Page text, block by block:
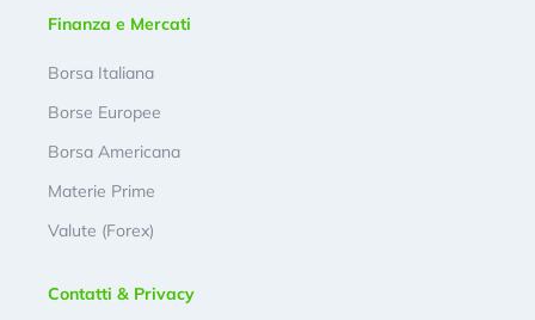
Finanza e Mercati
Borsa Italiana
Borse Europee
Borsa Americana
Materie Prime
Valute (Forex)
Contatti & Privacy